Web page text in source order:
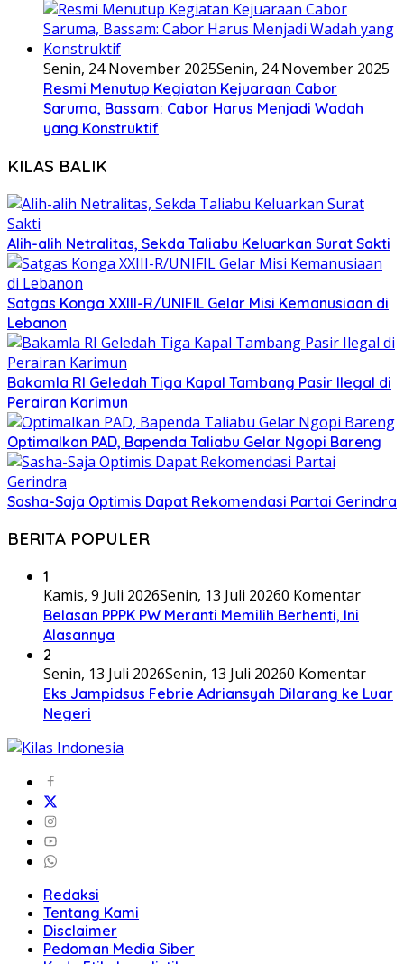
Senin, 24 November 2025Senin, 24 November 2025
Resmi Menutup Kegiatan Kejuaraan Cabor
Saruma, Bassam: Cabor Harus Menjadi Wadah
yang Konstruktif
KILAS BALIK
Alih-alih Netralitas, Sekda Taliabu Keluarkan Surat Sakti
Satgas Konga XXIII-R/UNIFIL Gelar Misi Kemanusiaan di
Lebanon
Bakamla RI Geledah Tiga Kapal Tambang Pasir Ilegal di
Perairan Karimun
Optimalkan PAD, Bapenda Taliabu Gelar Ngopi Bareng
Sasha-Saja Optimis Dapat Rekomendasi Partai Gerindra
BERITA POPULER
1
Kamis, 9 Juli 2026Senin, 13 Juli 20260 Komentar
Belasan PPPK PW Meranti Memilih Berhenti, Ini
Alasannya
2
Senin, 13 Juli 2026Senin, 13 Juli 20260 Komentar
Eks Jampidsus Febrie Adriansyah Dilarang ke Luar
Negeri
Redaksi
Tentang Kami
Disclaimer
Pedoman Media Siber